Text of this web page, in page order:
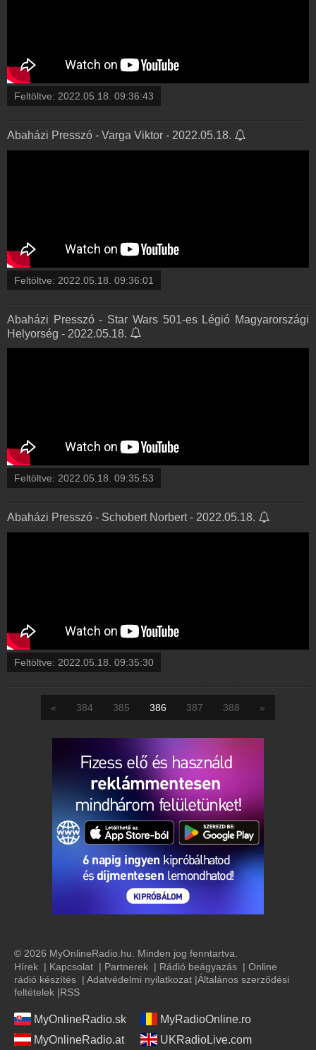
Feltöltve: 2022.05.18. 09:36:43
Abaházi Presszó - Varga Viktor - 2022.05.18.
Feltöltve: 2022.05.18. 09:36:01
Abaházi Presszó - Star Wars 501-es Légió Magyarországi
Helyorség - 2022.05.18.
Feltöltve: 2022.05.18. 09:35:53
Abaházi Presszó - Schobert Norbert - 2022.05.18.
Feltöltve: 2022.05.18. 09:35:30
« 384 385 386 387 388 »
© 2026 MyOnlineRadio.hu. Minden jog fenntartva.
Hírek | Kapcsolat | Partnerek | Rádió beágyazás | Online
rádió készítés | Adatvédelmi nyilatkozat |Általános szerződési
feltételek |RSS
MyOnlineRadio.sk
MyRadioOnline.ro
MyOnlineRadio.at
UKRadioLive.com